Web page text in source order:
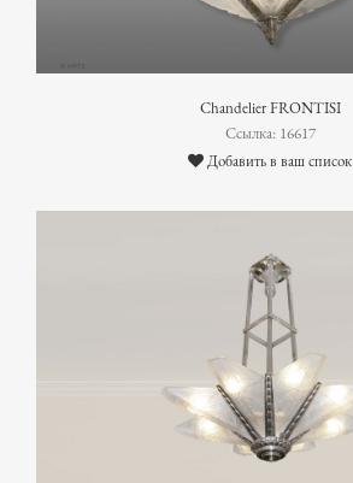
Chandelier FRONTISI
Ссылка: 16617
Добавить в ваш список